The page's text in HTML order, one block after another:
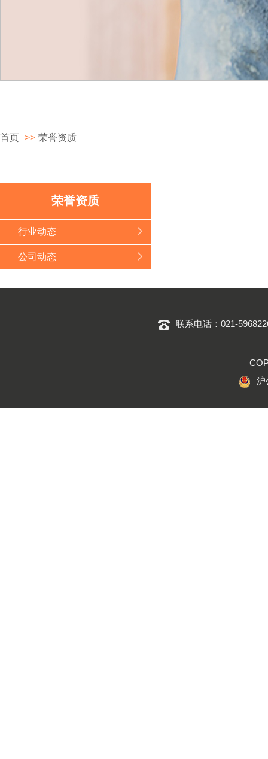
首页 >> 荣誉资质
荣誉资质
行业动态
公司动态
联系电话： 021-
沪